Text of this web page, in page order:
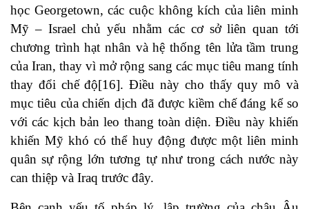
học Georgetown, các cuộc không kích của liên minh
Mỹ – Israel chủ yếu nhằm các cơ sở liên quan tới
chương trình hạt nhân và hệ thống tên lửa tầm trung
của Iran, thay vì mở rộng sang các mục tiêu mang tính
thay đổi chế độ[16]. Điều này cho thấy quy mô và
mục tiêu của chiến dịch đã được kiềm chế đáng kể so
với các kịch bản leo thang toàn diện. Điều này khiến
khiến Mỹ khó có thể huy động được một liên minh
quân sự rộng lớn tương tự như trong cách nước này
can thiệp và Iraq trước đây.